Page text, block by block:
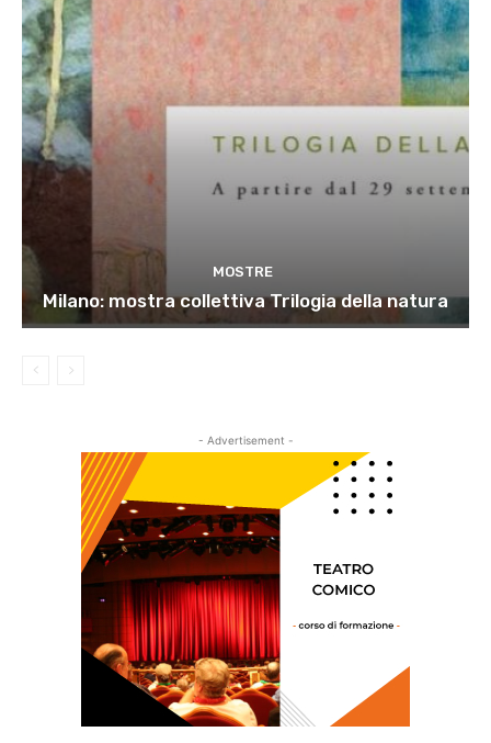
MOSTRE
Milano: mostra collettiva Trilogia della natura
- Advertisement -